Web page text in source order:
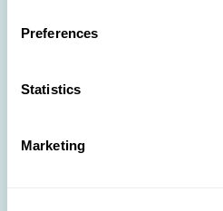
Preferences
Statistics
Marketing